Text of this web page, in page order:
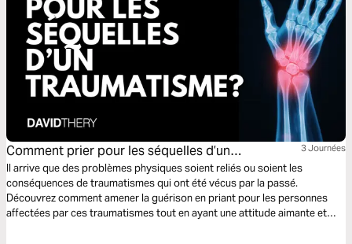
Comment prier pour les séquelles d’un
traumatisme?
3 Journées
Il arrive que des problèmes physiques soient reliés ou soient les
conséquences de traumatismes qui ont été vécus par la passé.
Découvrez comment amener la guérison en priant pour les personnes
affectées par ces traumatismes tout en ayant une attitude aimante et